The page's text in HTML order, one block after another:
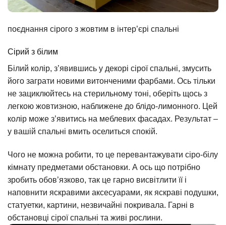
поєднання сірого з жовтим в інтер’єрі спальні
Сірий з білим
Білий колір, з’явившись у декорі сірої спальні, змусить
його заграти новими витонченими фарбами. Ось тільки
не зациклюйтесь на стерильному тоні, оберіть щось з
легкою жовтизною, наближене до блідо-лимонного. Цей
колір може з’явитись на меблевих фасадах. Результат –
у вашій спальні вмить оселиться спокій.
Чого не можна робити, то це перевантажувати сіро-білу
кімнату предметами обстановки. А ось що потрібно
зробить обов’язково, так це гарно висвітлити її і
наповнити яскравими аксесуарами, як яскраві подушки,
статуетки, картини, незвичайні покривала. Гарні в
обстановці сірої спальні та живі рослини.